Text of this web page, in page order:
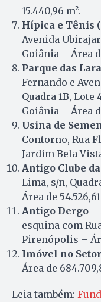
15.440,96 m².
Hípica e Tênis
Avenida
Goiânia – Área
Parque das
Fernando e
Quadra 1B, Lote
Goiânia – Área
Usina de
Contorno, Rua
Jardim Bela
Antigo Clube
Lima, s/n,
Área de 54.526,61
Antigo Dergo –
esquina com
Pirenópolis –
Imóvel no
Área de
Leia também: